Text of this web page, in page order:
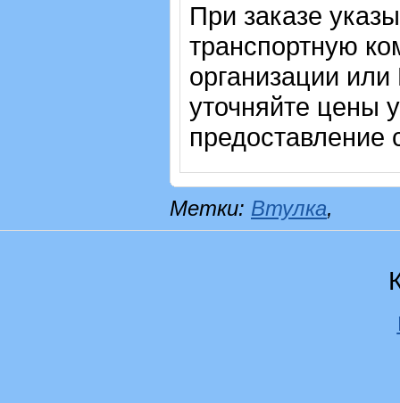
При заказе
транспортную
организации
уточняйте цены
предоставление
Метки: Втулка,